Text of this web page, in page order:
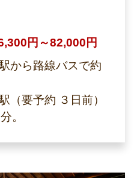
円～82,000円
から路線バスで約
（要予約 ３日前）
。